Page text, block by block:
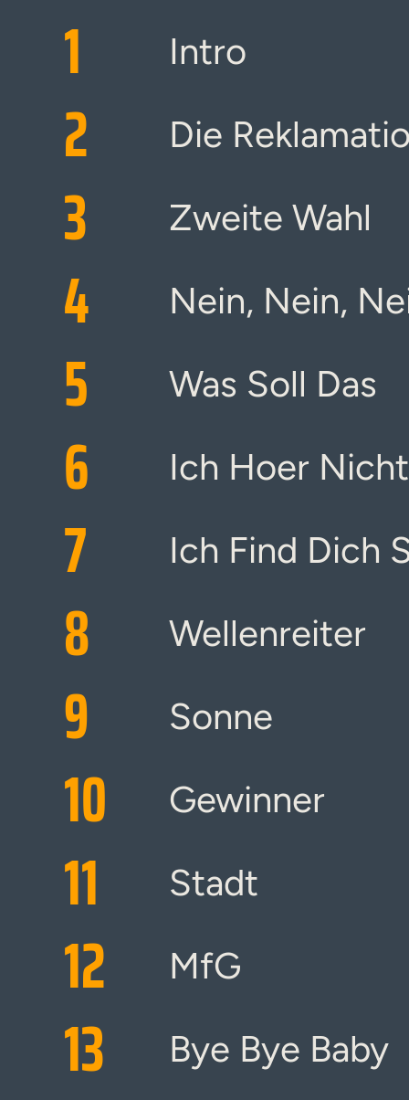
1 Intro
2 Die
3 Zweite Wahl
4 Nein, Nein,
5 Was Soll Das
6 Ich Hoer
7 Ich Find Dich
8 Wellenreiter
9 Sonne
10 Gewinner
11 Stadt
12 MfG
13 Bye Bye Baby